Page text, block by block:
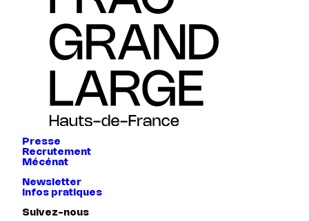
Presse
Recrutement
Mécénat
Newsletter
Infos pratiques
Suivez-nous